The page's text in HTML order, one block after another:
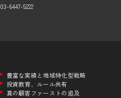
03-6447-5222
豊富な実績と地域特化型戦略
投資教育、ルール共有
真の顧客ファーストの追及